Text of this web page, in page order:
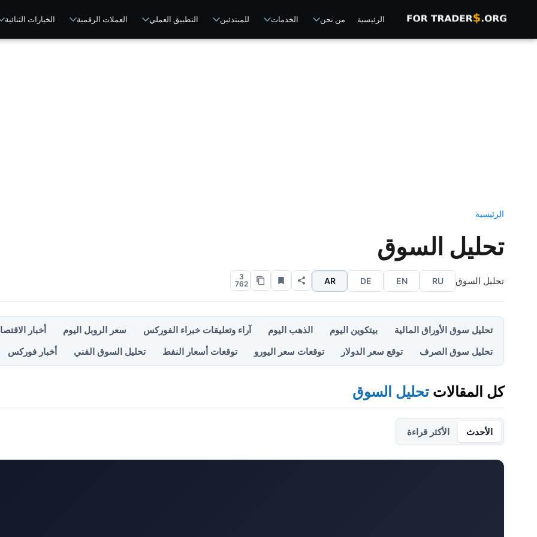
الرئيسية من نحن الخدمات للمبتدئين التطبيق العملي العملات الرقمية الخيارات الثنائية
الرئيسية
تحليل السوق
تحليل السوق RU
EN
DE
AR
3
762
تحليل سوق الأوراق المالية بيتكوين اليوم الذهب اليوم آراء وتعليقات خبراء الفوركس سعر الروبل اليوم
أخبار
تحليل سوق الصرف
توقع سعر الدولار توقعات سعر اليورو توقعات أسعار النفط تحليل السوق الفني أخبار فوركس
كل المقالات تحليل السوق
الأحدث الأكثر قراءة